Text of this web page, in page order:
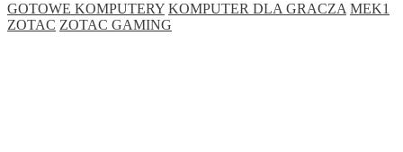
GOTOWE KOMPUTERY KOMPUTER DLA GRACZA MEK1
ZOTAC ZOTAC GAMING